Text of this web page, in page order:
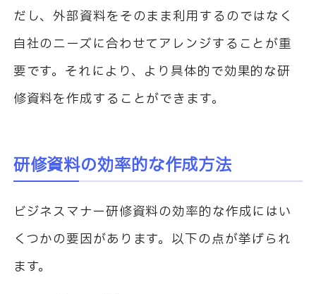
だし、外部資料をそのまま利用するのではなく
自社のニーズに合わせてアレンジすることが重
要です。それにより、より具体的で効果的な研
修資料を作成することができます。
研修資料の効率的な作成方法
ビジネスマナー研修資料の効率的な作成にはい
くつかの要因があります。以下の点が挙げられ
ます。